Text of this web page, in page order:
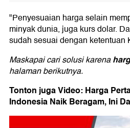
"Penyesuaian harga selain
minyak dunia, juga kurs dolar.
sudah sesuai dengan ketentuan
Maskapai cari solusi karena
halaman berikutnya.
Tonton juga Video: Harga
Indonesia Naik Beragam, Ini